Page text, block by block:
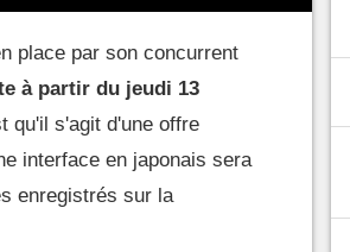
place par son concurrent
à partir du jeudi 13
qu'il s'agit d'une offre
interface en japonais sera
enregistrés sur la